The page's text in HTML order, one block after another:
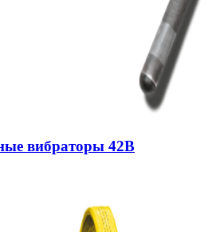
вибраторы 42В